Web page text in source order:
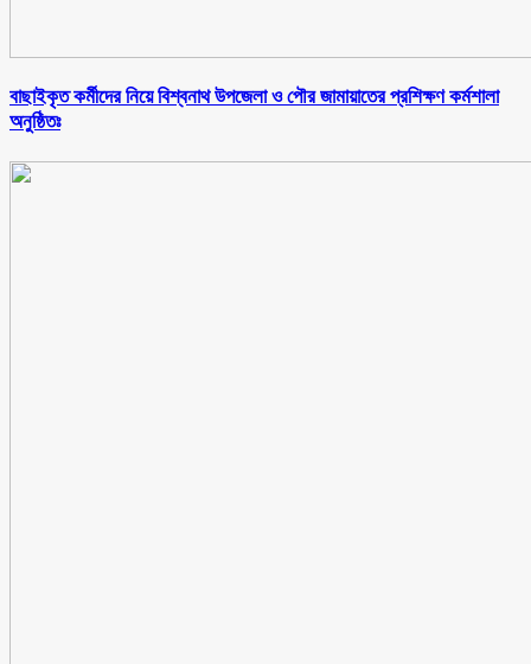
বাছাইকৃত কর্মীদের নিয়ে বিশ্বনাথ উপজেলা ও পৌর জামায়াতের প্রশিক্ষণ কর্মশালা
অনুষ্ঠিতঃ